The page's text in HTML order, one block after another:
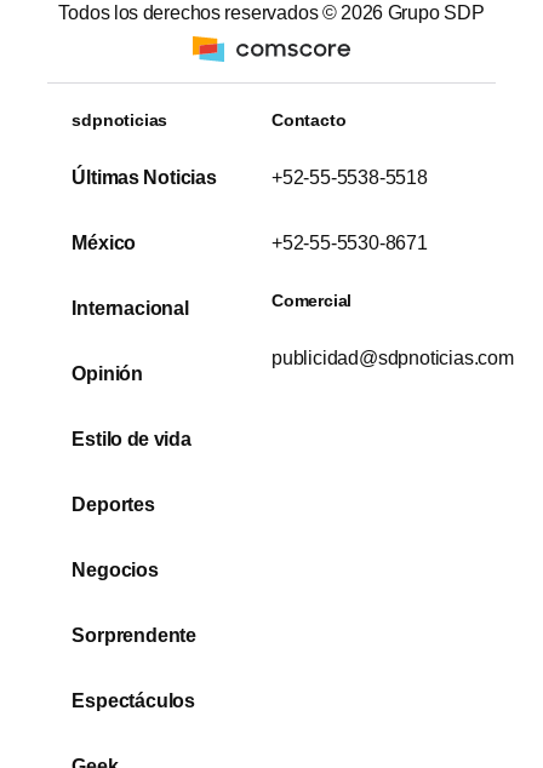
Todos los derechos reservados © 2026 Grupo SDP
sdpnoticias
Últimas Noticias
México
Internacional
Opinión
Estilo de vida
Deportes
Negocios
Sorprendente
Espectáculos
Contacto
+52-55-5538-5518
+52-55-5530-8671
Comercial
publicidad@sdpnoticias.com